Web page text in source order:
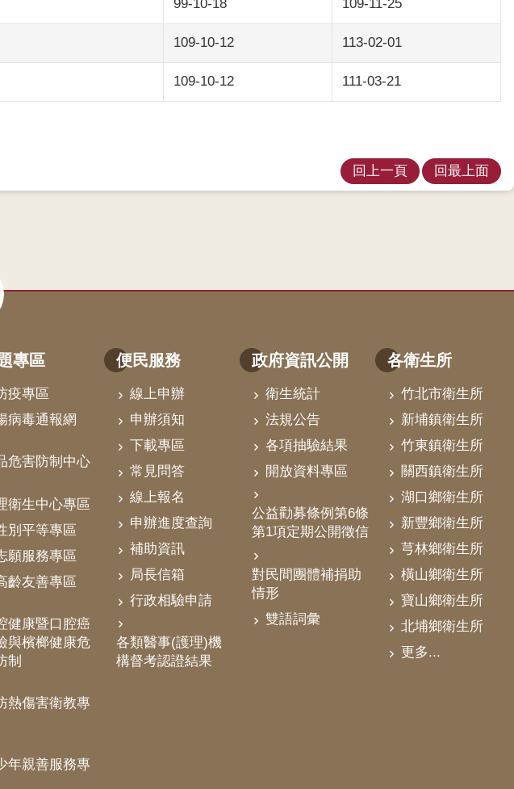
99-10-18 109-11-25
109-10-12 113-02-01
109-10-12 111-03-21
回上一頁 回最上面
專區
疫專區
病毒通報網
危害防制中心
衛生中心專區
別平等專區
願服務專區
齡友善專區
健康暨口腔癌
與檳榔健康危
制
熱傷害衛教專
年親善服務專
便民服務
線上申辦
申辦須知
下載專區
常見問答
線上報名
申辦進度查詢
補助資訊
局長信箱
行政相驗申請
各類醫事(護理)機
構督考認證結果
政府資訊公開
衛生統計
法規公告
各項抽驗結果
開放資料專區
公益勸募條例第6條
第1項定期公開徵信
對民間團體補捐助
情形
雙語詞彙
各衛生所
竹北市衛生所
新埔鎮衛生所
竹東鎮衛生所
關西鎮衛生所
湖口鄉衛生所
新豐鄉衛生所
芎林鄉衛生所
橫山鄉衛生所
寶山鄉衛生所
北埔鄉衛生所
更多...